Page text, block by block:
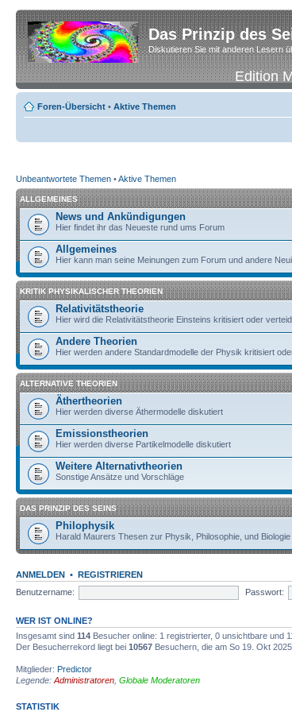
Das Prinzip des
Diskutieren Sie mit anderen Lesern
Edition
Foren-Übersicht • Aktive Themen
Unbeantwortete Themen •Aktive Themen
ALLGEMEINES
News und Ankündigungen
Hier findet ihr das Neueste rund ums Forum
Allgemeines
Hier kann man seine Meinungen zum Forum und andere
KRITIK PHYSIKALISCHER THEORIEN
Relativitätstheorie
Hier wird die Relativitätstheorie Einsteins kritisiert oder
Andere Theorien
Hier werden andere Standardmodelle der Physik kritisiert
ALTERNATIVE THEORIEN
Äthertheorien
Hier werden diverse Äthermodelle diskutiert
Emissionstheorien
Hier werden diverse Partikelmodelle diskutiert
Weitere Alternativtheorien
Sonstige Ansätze und Vorschläge
DAS PRINZIP DES SEINS
Philophysik
Harald Maurers Thesen zur Physik, Philosophie, und Biologie
ANMELDEN • REGISTRIEREN
Benutzername:
Passwort:
WER IST ONLINE?
Insgesamt sind 114 Besucher online: 1 registrierter, 0 unsichtbare und
Der Besucherrekord liegt bei 10567 Besuchern, die am So 19. Okt
Mitglieder: Predictor
Legende: Administratoren Globale Moderatoren
STATISTIK